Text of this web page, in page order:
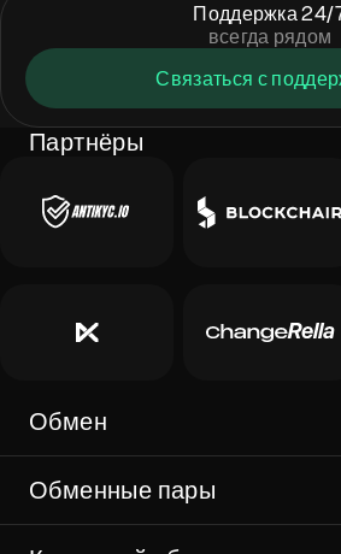
Поддержка 24/
всегда рядом
Связаться с
Партнёры
Обмен
Обменные пары